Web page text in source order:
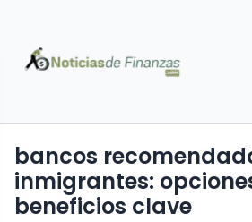
bancos
inmigrantes:
beneficios clave